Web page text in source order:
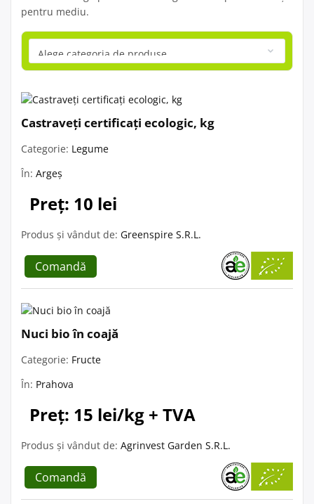
pentru mediu.
Castraveți certificați ecologic, kg
Categorie: Legume
În: Argeș
Preț: 10 lei
Produs și vândut de: Greenspire S.R.L.
Comandă
Nuci bio în coajă
Categorie: Fructe
În: Prahova
Preț: 15 lei/kg + TVA
Produs și vândut de: Agrinvest Garden S.R.L.
Comandă